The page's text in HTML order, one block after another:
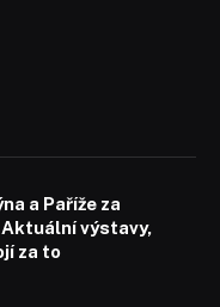
a Paříže za
výstavy,
za to